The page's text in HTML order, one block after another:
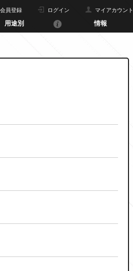
マイアカウント
ログイン
会員登録
情報
用途別